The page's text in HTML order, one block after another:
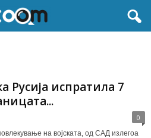
Русија испратила 7
0
на војската, од САД излегоа